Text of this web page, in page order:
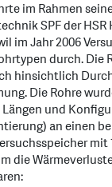
im Rahmen
SPF der
im Jahr 2006
durch. Die
hinsichtlich
Die Rohre
und
an einen
mit
die